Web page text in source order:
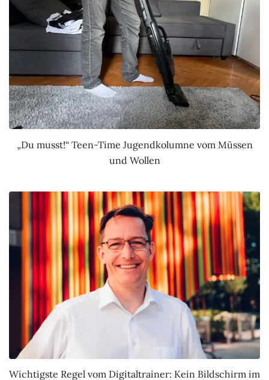
„Du musst!“ Teen-Time Jugendkolumne vom Müssen
und Wollen
Wichtigste Regel vom Digitaltrainer: Kein Bildschirm im